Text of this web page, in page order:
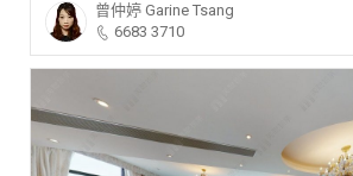
曾仲婷 Garine Tsang
6683 3710